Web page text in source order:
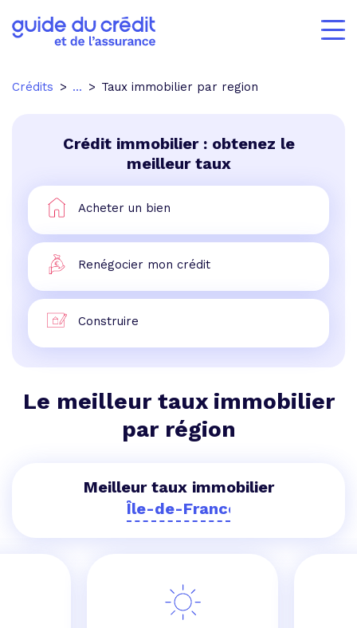
Crédits ... Taux immobilier par region
Crédit immobilier : obtenez le
meilleur taux
Acheter un bien
Renégocier mon crédit
Construire
Le meilleur taux immobilier
par région
Meilleur taux immobilier